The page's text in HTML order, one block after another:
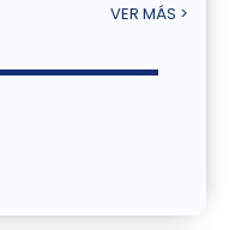
VER MÁS >